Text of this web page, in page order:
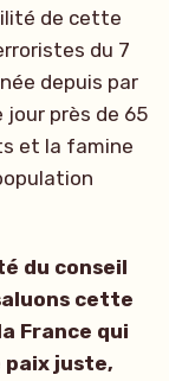
de cette
du 7
depuis par
près de 65
et la famine
du conseil
cette
France qui
paix juste,